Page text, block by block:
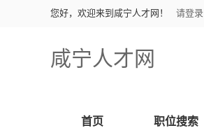
您好，欢迎来到咸宁人才网！ 请登录
咸宁人才网
首页 职位搜索